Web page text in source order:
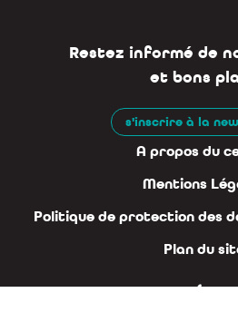
Restez informé de
et bons
s'inscrire à la
A propos du
Mentions
Politique de protection des
Plan du